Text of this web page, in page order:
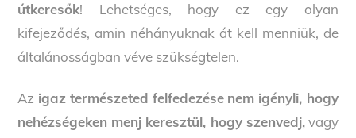
útkeresők! Lehetséges, hogy ez egy olyan
kifejeződés, amin néhányuknak át kell menniük, de
általánosságban véve szükségtelen.
Az igaz természeted felfedezése nem igényli, hogy
nehézségeken menj keresztül, hogy szenvedj,vagy